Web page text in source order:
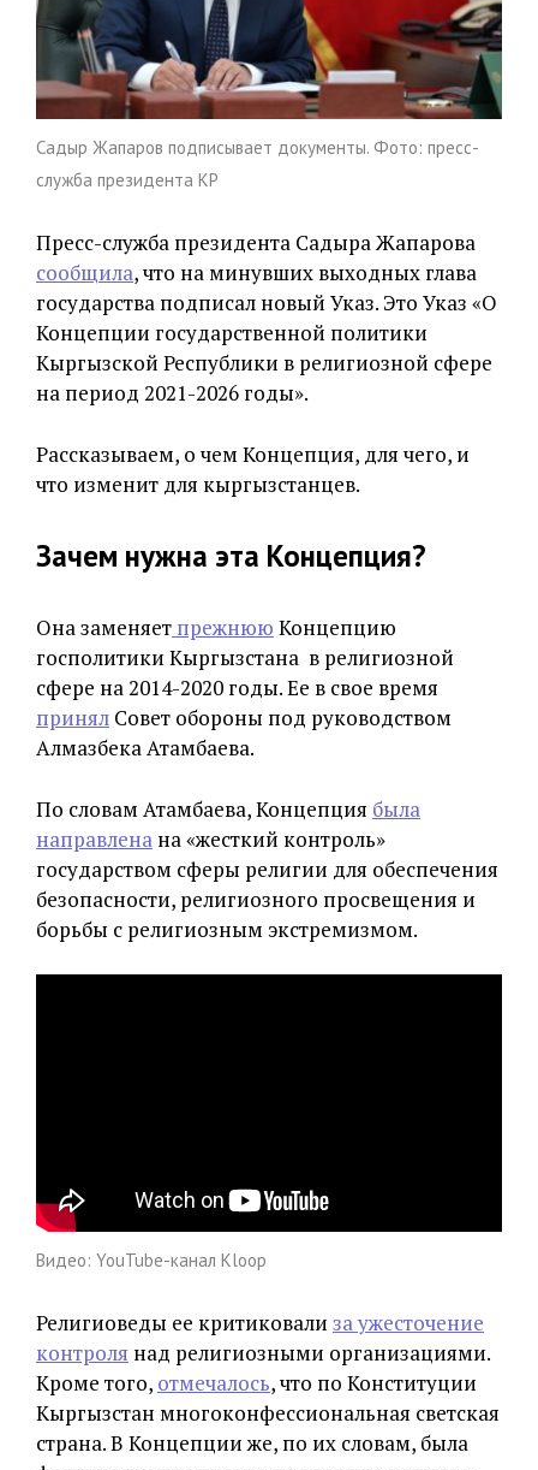
Садыр Жапаров подписывает документы. Фото: пресс-
служба президента КР
Пресс-служба президента Садыра Жапарова
сообщила, что на минувших выходных глава
государства подписал новый Указ. Это Указ «О
Концепции государственной политики
Кыргызской Республики в религиозной сфере
на период 2021-2026 годы».
Рассказываем, о чем Концепция, для чего, и
что изменит для кыргызстанцев.
Зачем нужна эта Концепция?
Она заменяет прежнюю Концепцию
госполитики Кыргызстана в религиозной
сфере на 2014-2020 годы. Ее в свое время
принял Совет обороны под руководством
Алмазбека Атамбаева.
По словам Атамбаева, Концепция была
направлена на «жесткий контроль»
государством сферы религии для обеспечения
безопасности, религиозного просвещения и
борьбы с религиозным экстремизмом.
Видео: YouTube-канал Kloop
Религиоведы ее критиковали за ужесточение
контроля над религиозными организациями.
Кроме того, отмечалось, что по Конституции
Кыргызстан многоконфессиональная светская
страна. В Концепции же, по их словам, была